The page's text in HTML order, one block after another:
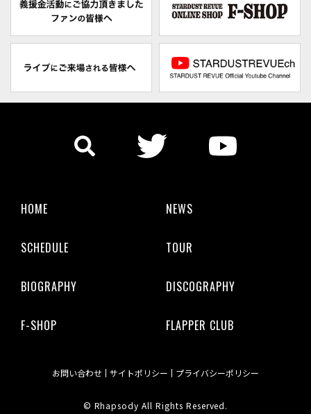
HOME NEWS
SCHEDULE TOUR
BIOGRAPHY DISCOGRAPHY
F-SHOP FLAPPER CLUB
お問い合わせ サイトポリシー プライバシーポリシー
© Rhapsody All Rights Reserved.